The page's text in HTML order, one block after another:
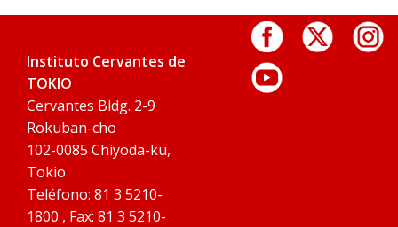
Instituto Cervantes de
TOKIO
Cervantes Bldg. 2-9
Rokuban-cho
102-0085 Chiyoda-ku,
Tokio
Teléfono: 81 3 5210-
1800 , Fax: 81 3 5210-